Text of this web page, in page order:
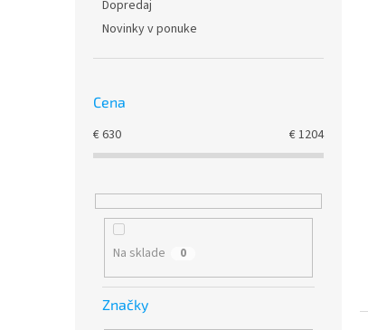
Dopredaj
Novinky v ponuke
Cena
€630 €1204
Na sklade 0
Značky